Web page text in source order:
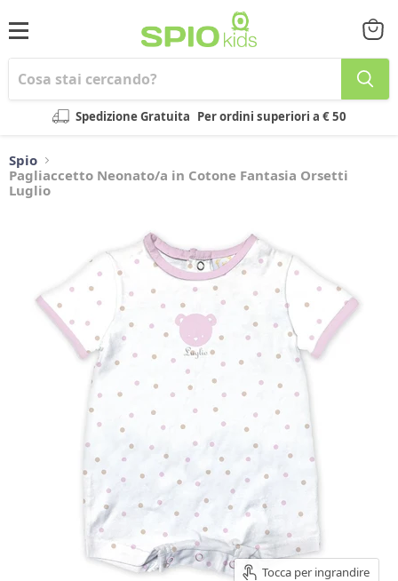
Menu
Spedizione Gratuita Per ordini superiori a € 50
il
Spio
Pagliaccetto Neonato/a in Cotone Fantasia Orsetti
Luglio
Tocca per ingrandire